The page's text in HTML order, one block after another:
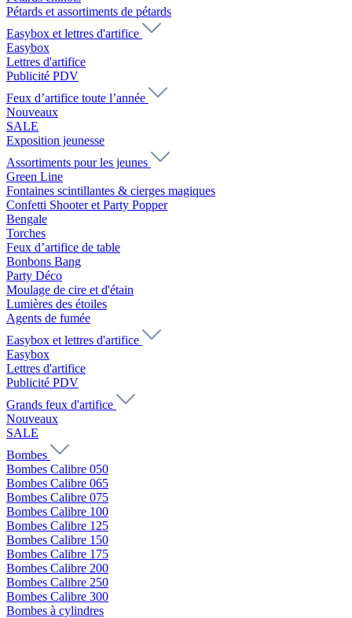
Pétards et assortiments de pétards
Easybox et lettres d'artifice
Easybox
Lettres d'artifice
Publicité PDV
Feux d’artifice toute l’année
Nouveaux
SALE
Exposition jeunesse
Assortiments pour les jeunes
Green Line
Fontaines scintillantes & cierges magiques
Confetti Shooter et Party Popper
Bengale
Torches
Feux d’artifice de table
Bonbons Bang
Party Déco
Moulage de cire et d'étain
Lumières des étoiles
Agents de fumée
Easybox et lettres d'artifice
Easybox
Lettres d'artifice
Publicité PDV
Grands feux d'artifice
Nouveaux
SALE
Bombes
Bombes Calibre 050
Bombes Calibre 065
Bombes Calibre 075
Bombes Calibre 100
Bombes Calibre 125
Bombes Calibre 150
Bombes Calibre 175
Bombes Calibre 200
Bombes Calibre 250
Bombes Calibre 300
Bombes à cylindres